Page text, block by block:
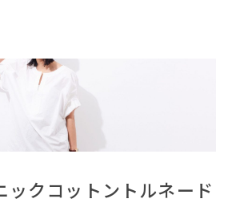
クコットントルネード